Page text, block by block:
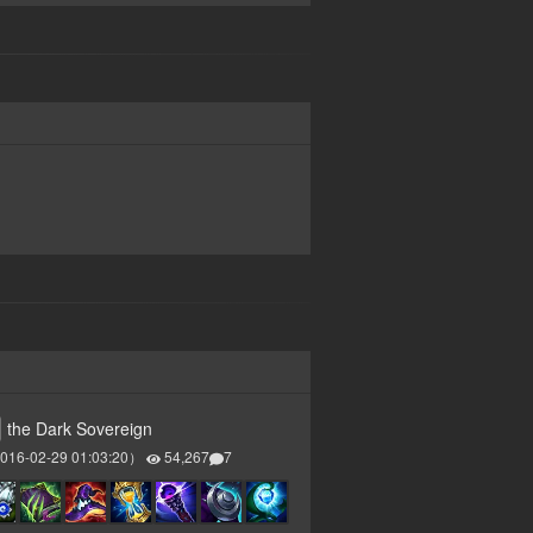
the Dark Sovereign
02-29 01:03:20） 54,267 7